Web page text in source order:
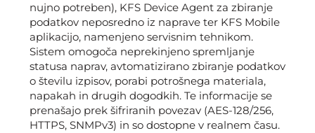
nujno potreben), KFS Device Agent za zbiranje
podatkov neposredno iz naprave ter KFS Mobile
aplikacijo, namenjeno servisnim tehnikom.
Sistem omogoča neprekinjeno spremljanje
statusa naprav, avtomatizirano zbiranje podatkov
o številu izpisov, porabi potrošnega materiala,
napakah in drugih dogodkih. Te informacije se
prenašajo prek šifriranih povezav (AES-128/256,
HTTPS, SNMPv3) in so dostopne v realnem času.